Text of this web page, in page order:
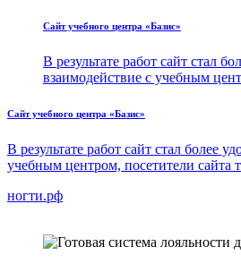
Сайт учебного центра «Базис»
В результате работ сайт стал
взаимодействие с учебным
Сайт учебного центра «Базис»
В результате работ сайт стал
учебным центром, посетители сайта
ногти.рф